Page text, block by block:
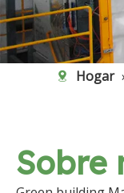
Hogar
Sobre